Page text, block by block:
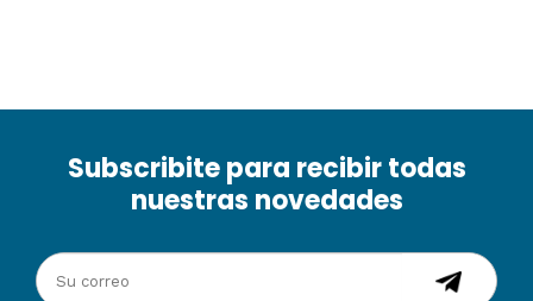
Subscribite para recibir todas
nuestras novedades